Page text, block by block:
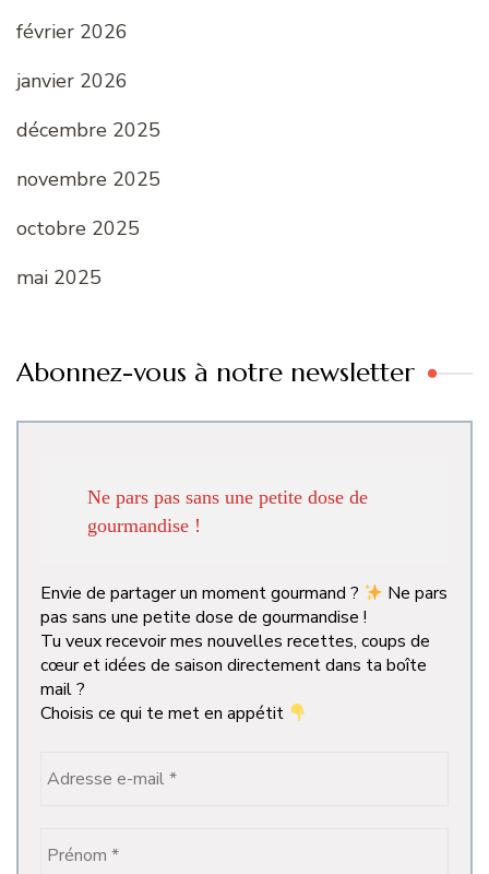
février 2026
janvier 2026
décembre 2025
novembre 2025
octobre 2025
mai 2025
Abonnez-vous à notre newsletter
Ne pars pas sans une petite dose de
gourmandise !
Envie de partager un moment gourmand ?
Ne pars
pas sans une petite dose de gourmandise !
Tu veux recevoir mes nouvelles recettes, coups de
cœur et idées de saison directement dans ta boîte
mail ?
Choisis ce qui te met en appétit